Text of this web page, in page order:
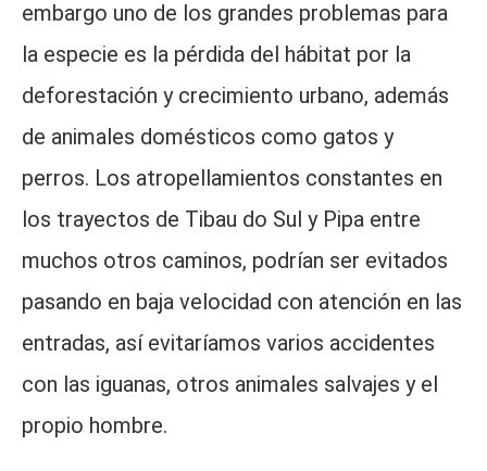
embargo uno de los grandes problemas para
la especie es la pérdida del hábitat por la
deforestación y crecimiento urbano, además
de animales domésticos como gatos y
perros. Los atropellamientos constantes en
los trayectos de Tibau do Sul y Pipa entre
muchos otros caminos, podrían ser evitados
pasando en baja velocidad con atención en las
entradas, así evitaríamos varios accidentes
con las iguanas, otros animales salvajes y el
propio hombre.